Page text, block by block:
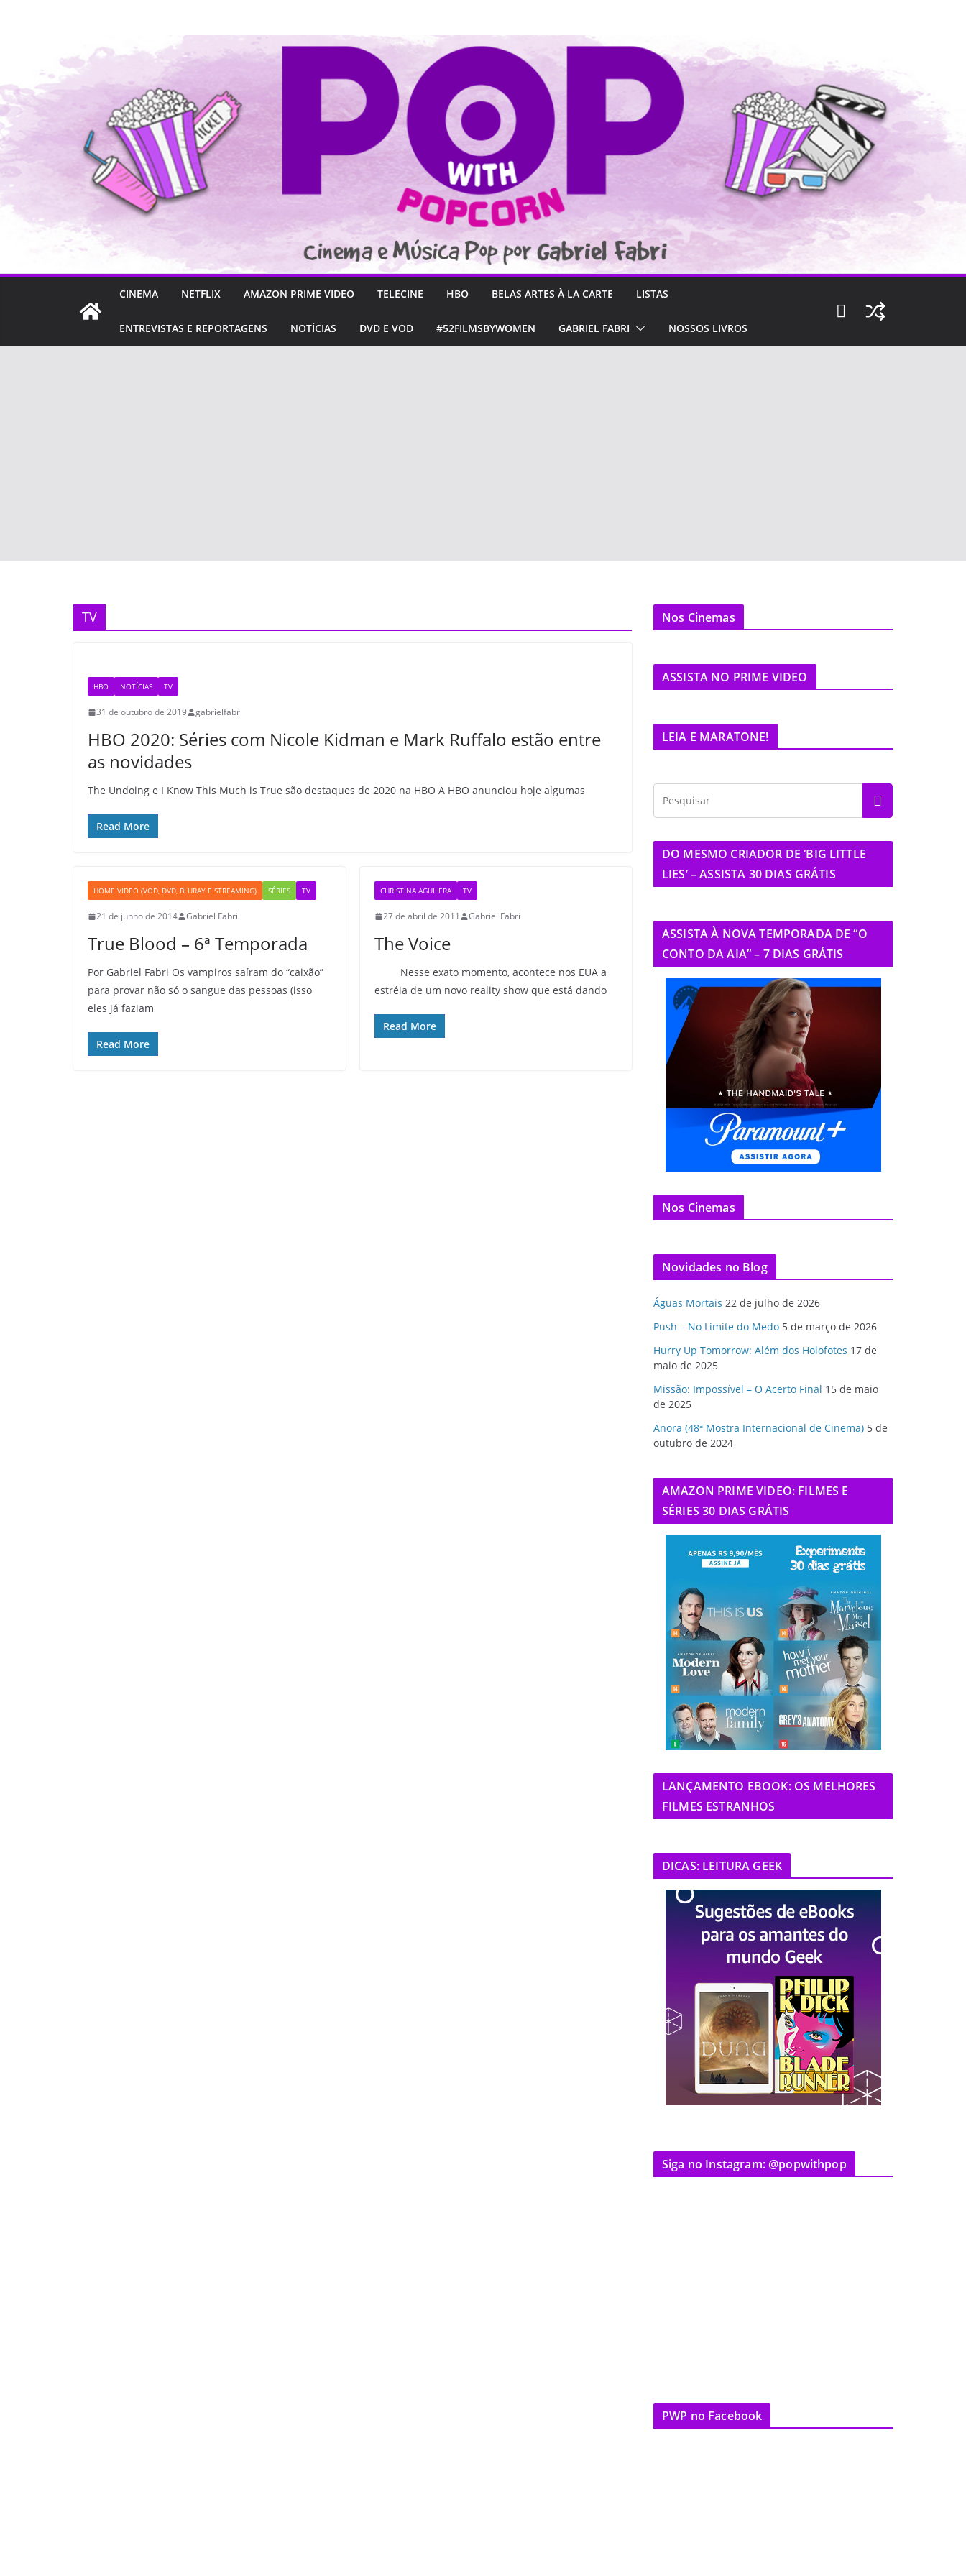
conteúdo
CINEMA NETFLIX AMAZON PRIME VIDEO TELECINE HBO BELAS ARTES À LA CARTE LISTAS
ENTREVISTAS E REPORTAGENS NOTÍCIAS DVD E VOD #52FILMSBYWOMEN GABRIEL FABRI NOSSOS LIVROS
TV
HBO NOTÍCIAS TV
31 de outubro de 2019 gabrielfabri
HBO 2020: Séries com Nicole Kidman e Mark Ruffalo estão entre
as novidades
The Undoing e I Know This Much is True são destaques de 2020 na HBO A HBO anunciou hoje algumas
Read More
HOME VIDEO (VOD, DVD, BLURAY E STREAMING) SÉRIES TV
21 de junho de 2014 Gabriel Fabri
True Blood – 6ª Temporada
Por Gabriel Fabri Os vampiros saíram do “caixão”
para provar não só o sangue das pessoas (isso
eles já faziam
Read More
CHRISTINA AGUILERA TV
27 de abril de 2011 Gabriel Fabri
The Voice
Nesse exato momento, acontece nos EUA a
estréia de um novo reality show que está dando
Read More
Nos Cinemas
ASSISTA NO PRIME VIDEO
LEIA E MARATONE!
DO MESMO CRIADOR DE ‘BIG LITTLE
LIES’ – ASSISTA 30 DIAS GRÁTIS
ASSISTA À NOVA TEMPORADA DE “O
CONTO DA AIA” – 7 DIAS GRÁTIS
Nos Cinemas
Novidades no Blog
Águas Mortais 22 de julho de 2026
Push – No Limite do Medo 5 de março de 2026
Hurry Up Tomorrow: Além dos Holofotes 17 de
maio de 2025
Missão: Impossível – O Acerto Final 15 de maio
de 2025
Anora (48ª Mostra Internacional de Cinema) 5 de
outubro de 2024
AMAZON PRIME VIDEO: FILMES E
SÉRIES 30 DIAS GRÁTIS
LANÇAMENTO EBOOK: OS MELHORES
FILMES ESTRANHOS
DICAS: LEITURA GEEK
Siga no Instagram: @popwithpop
PWP no Facebook